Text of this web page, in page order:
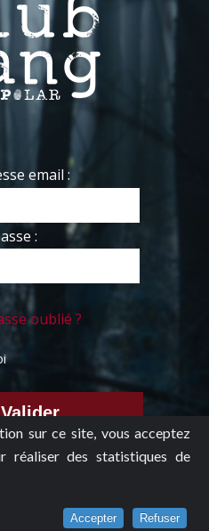
sur ce site, vous acceptez
réaliser des statistiques de
Accepter Refuser
email :
:
oublié ?